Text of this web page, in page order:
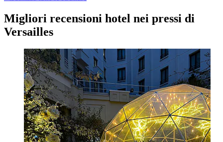
Migliori recensioni hotel nei pressi di
Versailles